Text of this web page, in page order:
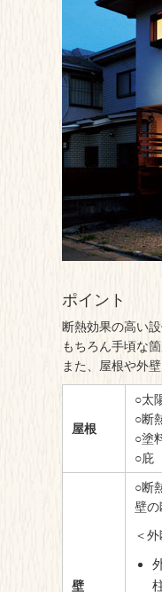
ポイント
断熱効果の高い
もちろん手頃な
また、屋根や外
屋根
○太
○断
○塗
○庇
壁
○断
壁の
＜